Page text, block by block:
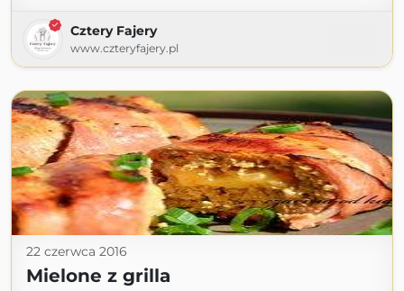
Cztery Fajery
www.czteryfajery.pl
22 czerwca 2016
Mielone z grilla